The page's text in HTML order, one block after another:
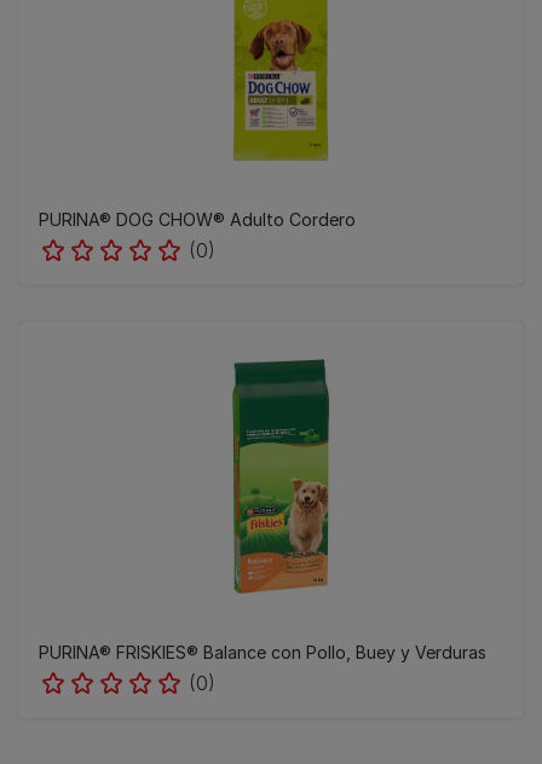
PURINA® DOG CHOW® Adulto Cordero
(0)
PURINA® FRISKIES® Balance con Pollo, Buey y Verduras
(0)